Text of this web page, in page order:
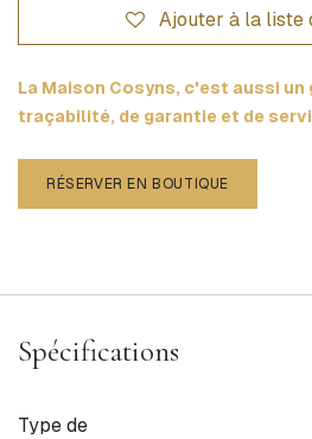
Ajouter à la liste
La Maison Cosyns, c'est aussi un
traçabilité, de garantie et de
RÉSERVER EN BOUTIQUE
Spécifications
Type de